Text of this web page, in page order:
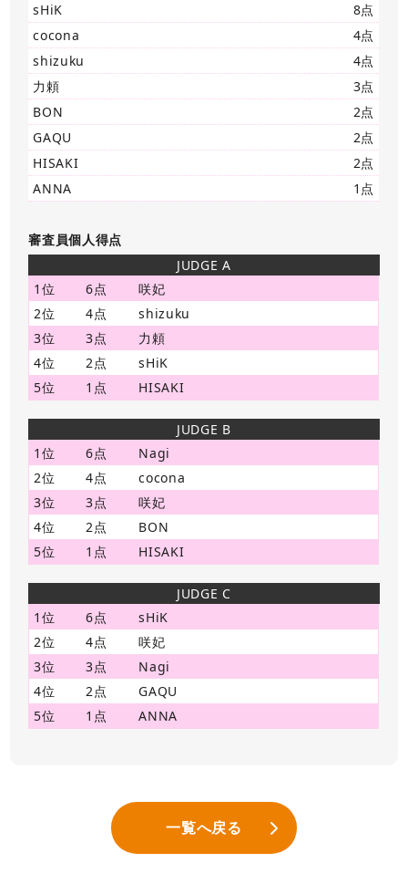
sHiK
8点
cocona
4点
shizuku
4点
力頼
3点
BON
2点
GAQU
2点
HISAKI
2点
ANNA
1点
審査員個人得点
JUDGE A
1位
6点
咲妃
2位
4点
shizuku
3位
3点
力頼
4位
2点
sHiK
5位
1点 HISAKI
JUDGE B
1位
6点
Nagi
2位
4点
cocona
3位
3点
咲妃
4位
2点
BON
5位
1点 HISAKI
JUDGE C
1位
6点
sHiK
2位
4点
咲妃
3位
3点
Nagi
4位
2点
GAQU
5位
1点 ANNA
一覧へ戻る